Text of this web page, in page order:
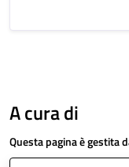
A cura di
Questa pagina è gestita